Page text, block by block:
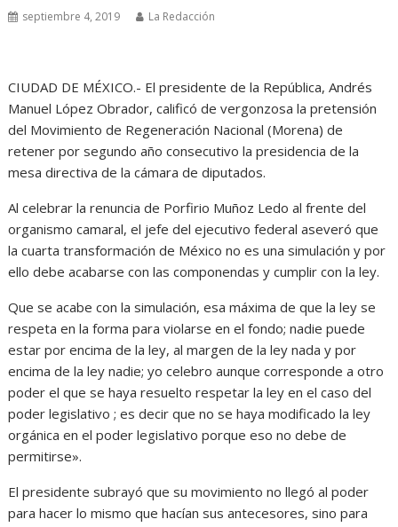
septiembre 4, 2019 La Redacción
CIUDAD DE MÉXICO.- El presidente de la República, Andrés
Manuel López Obrador, calificó de vergonzosa la pretensión
del Movimiento de Regeneración Nacional (Morena) de
retener por segundo año consecutivo la presidencia de la
mesa directiva de la cámara de diputados.
Al celebrar la renuncia de Porfirio Muñoz Ledo al frente del
organismo camaral, el jefe del ejecutivo federal aseveró que
la cuarta transformación de México no es una simulación y por
ello debe acabarse con las componendas y cumplir con la ley.
Que se acabe con la simulación, esa máxima de que la ley se
respeta en la forma para violarse en el fondo; nadie puede
estar por encima de la ley, al margen de la ley nada y por
encima de la ley nadie; yo celebro aunque corresponde a otro
poder el que se haya resuelto respetar la ley en el caso del
poder legislativo ; es decir que no se haya modificado la ley
orgánica en el poder legislativo porque eso no debe de
permitirse».
El presidente subrayó que su movimiento no llegó al poder
para hacer lo mismo que hacían sus antecesores, sino para